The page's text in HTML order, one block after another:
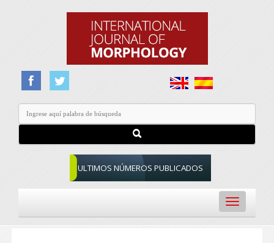
ULTIMOS NÚMEROS PUBLICADOS
Toggle
navigation